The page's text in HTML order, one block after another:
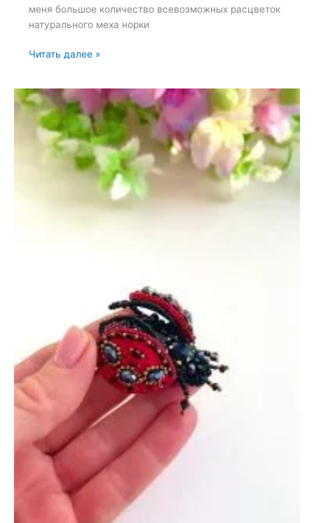
меня большое количество всевозможных расцветок
натурального меха норки
Брошь
Читать далее »